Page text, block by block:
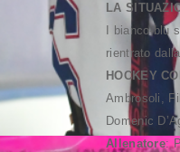
LA
I bianco-blu
rientrato
HOCKEY
Ambrosoli,
Domenic
Allenatore: